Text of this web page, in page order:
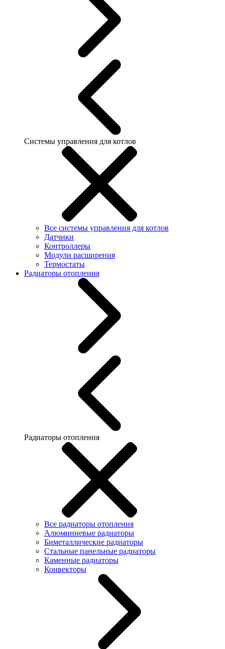
Системы управления для котлов
Все системы управления для котлов
Датчики
Контроллеры
Модули расширения
Термостаты
Радиаторы отопления
Радиаторы отопления
Все радиаторы отопления
Алюминиевые радиаторы
Биметаллические радиаторы
Стальные панельные радиаторы
Каменные радиаторы
Конвекторы